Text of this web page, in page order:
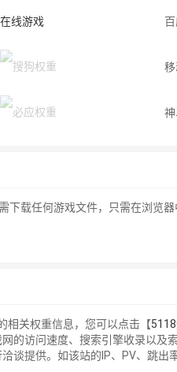
在线游戏 百
移
神
下载任何游戏文件，只需在浏
相关权重信息，您可以点击【
的访问速度、搜索引擎收录以
谈提供。如该站的IP、PV、跳出率